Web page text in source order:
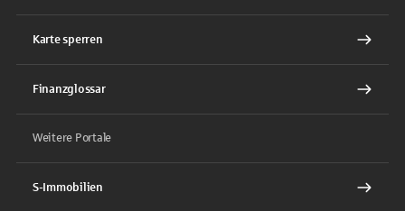
Karte sperren
Finanzglossar
Weitere Portale
S-Immobilien